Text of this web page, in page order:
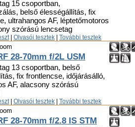
15 csoportban,
belső élességállítás, fix
ultrahangos AF, léptetőmotoros
szórású lencsetag
Olvasói tesztek További tesztek
28-70mm f/2L USM
13 csoportban, belső
fix frontlencse, időjárásálló,
AF, alacsony szórású
Olvasói tesztek További tesztek
28-70mm f/2.8 IS STM